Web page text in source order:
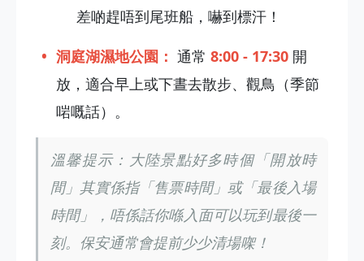
差啲趕唔到尾班船，嚇到標汗！
洞庭湖濕地公園： 通常 8:00 - 17:30 開
放，適合早上或下晝去散步、觀鳥（季節
啱嘅話）。
溫馨提示：大陸景點好多時個「開放時
間」其實係指「售票時間」或「最後入場
時間」，唔係話你喺入面可以玩到最後一
刻。保安通常會提前少少清場㗎！